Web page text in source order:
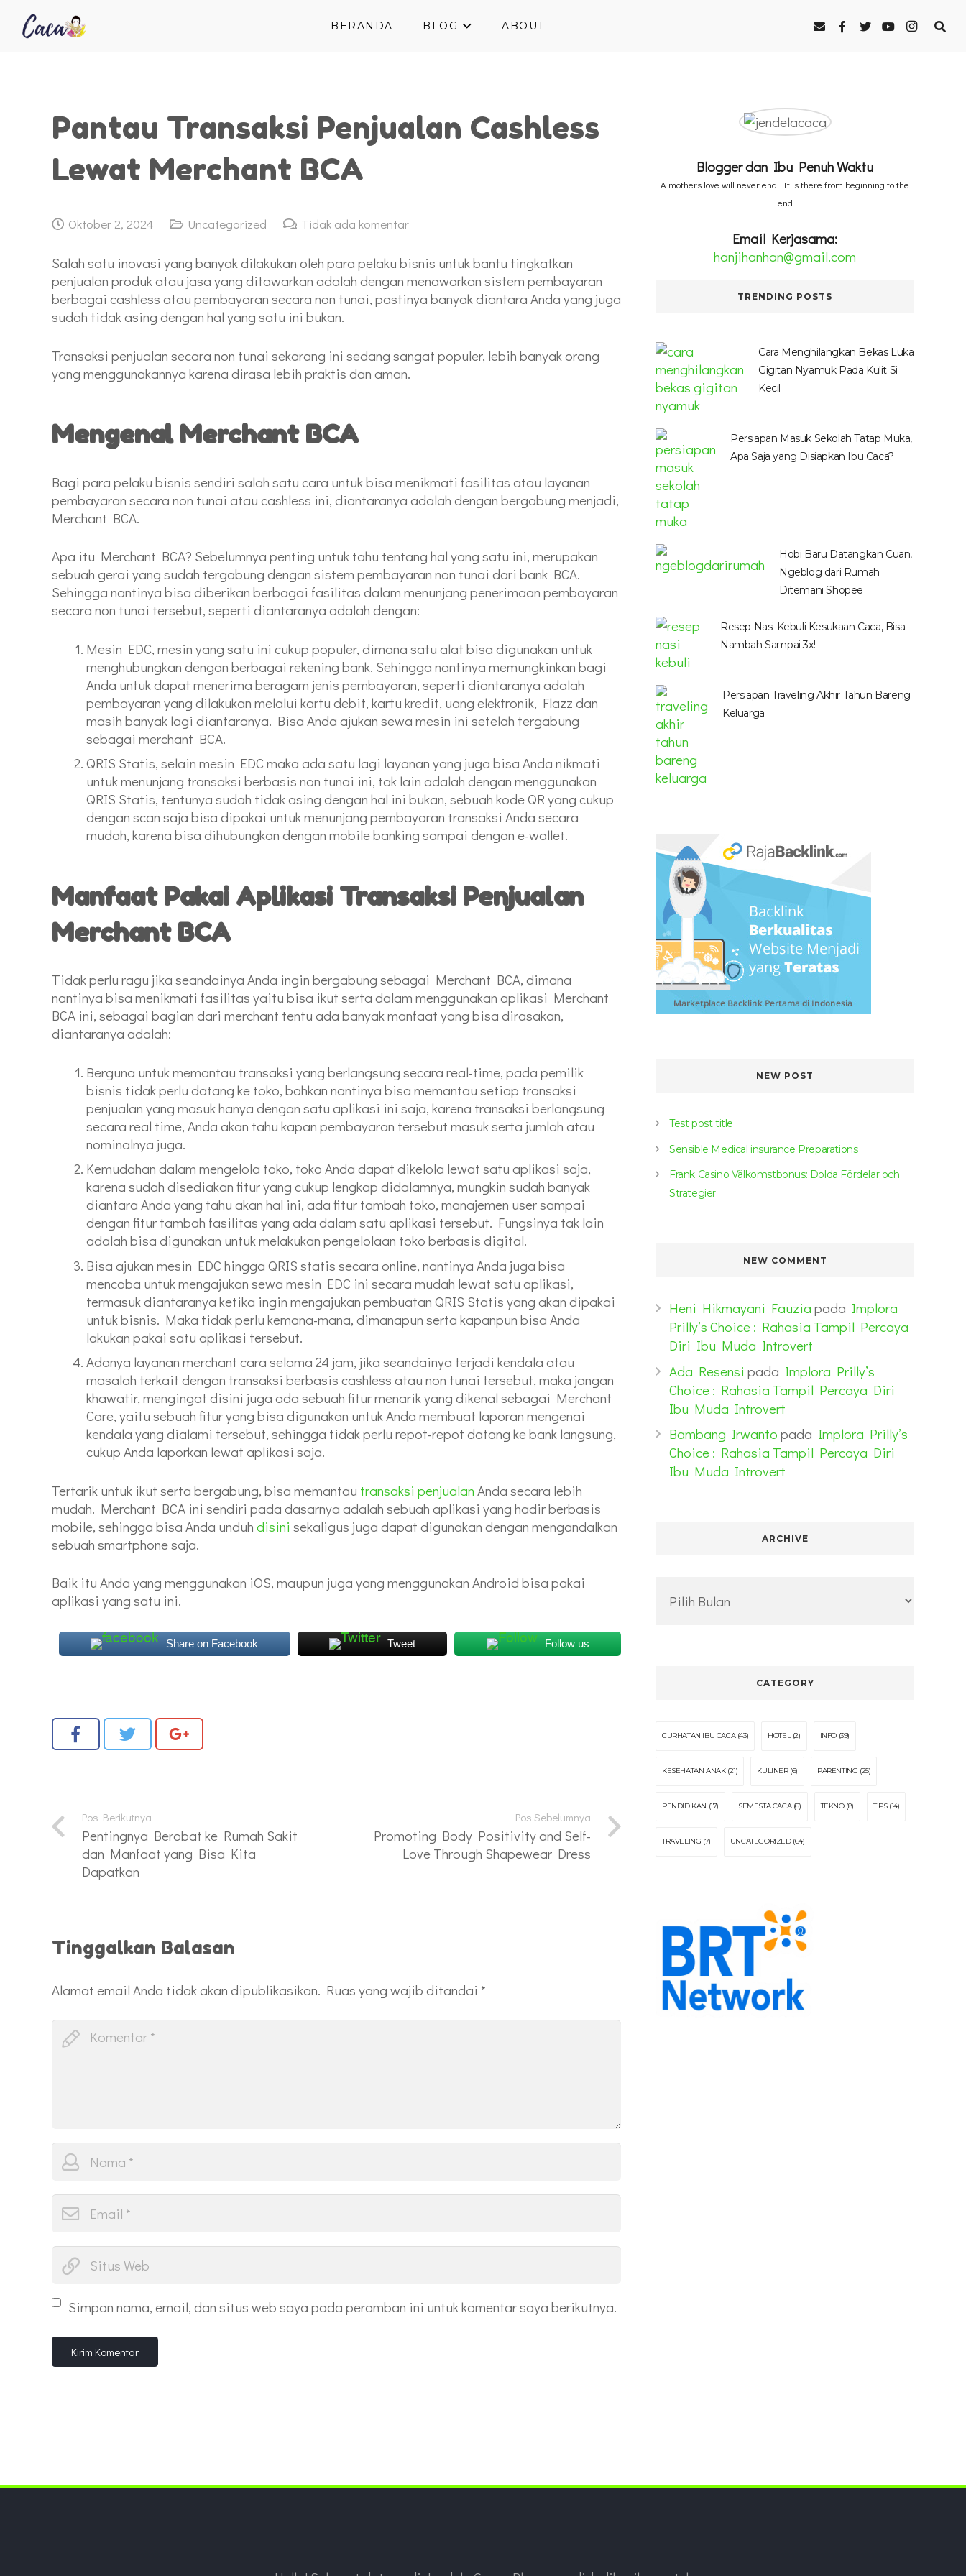
BERANDA BLOG ABOUT
Pantau Transaksi Penjualan Cashless
Lewat Merchant BCA
Oktober 2, 2024 Uncategorized Tidak ada komentar
Salah satu inovasi yang banyak dilakukan oleh para pelaku bisnis untuk bantu tingkatkan
penjualan produk atau jasa yang ditawarkan adalah dengan menawarkan sistem pembayaran
berbagai cashless atau pembayaran secara non tunai, pastinya banyak diantara Anda yang juga
sudah tidak asing dengan hal yang satu ini bukan.
Transaksi penjualan secara non tunai sekarang ini sedang sangat populer, lebih banyak orang
yang menggunakannya karena dirasa lebih praktis dan aman.
Mengenal Merchant BCA
Bagi para pelaku bisnis sendiri salah satu cara untuk bisa menikmati fasilitas atau layanan
pembayaran secara non tunai atau cashless ini, diantaranya adalah dengan bergabung menjadi,
Merchant BCA.
Apa itu Merchant BCA? Sebelumnya penting untuk tahu tentang hal yang satu ini, merupakan
sebuah gerai yang sudah tergabung dengan sistem pembayaran non tunai dari bank BCA.
Sehingga nantinya bisa diberikan berbagai fasilitas dalam menunjang penerimaan pembayaran
secara non tunai tersebut, seperti diantaranya adalah dengan:
Mesin EDC, mesin yang satu ini cukup populer, dimana satu alat bisa digunakan untuk
menghubungkan dengan berbagai rekening bank. Sehingga nantinya memungkinkan bagi
Anda untuk dapat menerima beragam jenis pembayaran, seperti diantaranya adalah
pembayaran yang dilakukan melalui kartu debit, kartu kredit, uang elektronik, Flazz dan
masih banyak lagi diantaranya. Bisa Anda ajukan sewa mesin ini setelah tergabung
sebagai merchant BCA.
QRIS Statis, selain mesin EDC maka ada satu lagi layanan yang juga bisa Anda nikmati
untuk menunjang transaksi berbasis non tunai ini, tak lain adalah dengan menggunakan
QRIS Statis, tentunya sudah tidak asing dengan hal ini bukan, sebuah kode QR yang cukup
dengan scan saja bisa dipakai untuk menunjang pembayaran transaksi Anda secara
mudah, karena bisa dihubungkan dengan mobile banking sampai dengan e-wallet.
Manfaat Pakai Aplikasi Transaksi Penjualan
Merchant BCA
Tidak perlu ragu jika seandainya Anda ingin bergabung sebagai Merchant BCA, dimana
nantinya bisa menikmati fasilitas yaitu bisa ikut serta dalam menggunakan aplikasi Merchant
BCA ini, sebagai bagian dari merchant tentu ada banyak manfaat yang bisa dirasakan,
diantaranya adalah:
Berguna untuk memantau transaksi yang berlangsung secara real-time, pada pemilik
bisnis tidak perlu datang ke toko, bahkan nantinya bisa memantau setiap transaksi
penjualan yang masuk hanya dengan satu aplikasi ini saja, karena transaksi berlangsung
secara real time, Anda akan tahu kapan pembayaran tersebut masuk serta jumlah atau
nominalnya juga.
Kemudahan dalam mengelola toko, toko Anda dapat dikelola lewat satu aplikasi saja,
karena sudah disediakan fitur yang cukup lengkap didalamnya, mungkin sudah banyak
diantara Anda yang tahu akan hal ini, ada fitur tambah toko, manajemen user sampai
dengan fitur tambah fasilitas yang ada dalam satu aplikasi tersebut. Fungsinya tak lain
adalah bisa digunakan untuk melakukan pengelolaan toko berbasis digital.
Bisa ajukan mesin EDC hingga QRIS statis secara online, nantinya Anda juga bisa
mencoba untuk mengajukan sewa mesin EDC ini secara mudah lewat satu aplikasi,
termasuk diantaranya ketika ingin mengajukan pembuatan QRIS Statis yang akan dipakai
untuk bisnis. Maka tidak perlu kemana-mana, dimanapun serta kapanpun bisa Anda
lakukan pakai satu aplikasi tersebut.
Adanya layanan merchant cara selama 24 jam, jika seandainya terjadi kendala atau
masalah terkait dengan transaksi berbasis cashless atau non tunai tersebut, maka jangan
khawatir, mengingat disini juga ada sebuah fitur menarik yang dikenal sebagai Merchant
Care, yaitu sebuah fitur yang bisa digunakan untuk Anda membuat laporan mengenai
kendala yang dialami tersebut, sehingga tidak perlu repot-repot datang ke bank langsung,
cukup Anda laporkan lewat aplikasi saja.
Tertarik untuk ikut serta bergabung, bisa memantau transaksi penjualan Anda secara lebih
mudah. Merchant BCA ini sendiri pada dasarnya adalah sebuah aplikasi yang hadir berbasis
mobile, sehingga bisa Anda unduh disini sekaligus juga dapat digunakan dengan mengandalkan
sebuah smartphone saja.
Baik itu Anda yang menggunakan iOS, maupun juga yang menggunakan Android bisa pakai
aplikasi yang satu ini.
Share on Facebook Tweet Follow us
Pos Sebelumnya
Promoting Body Positivity and Self-
Love Through Shapewear Dress
Pos Berikutnya
Pentingnya Berobat ke Rumah Sakit
dan Manfaat yang Bisa Kita
Dapatkan
Tinggalkan Balasan
Alamat email Anda tidak akan dipublikasikan. Ruas yang wajib ditandai *
Simpan nama, email, dan situs web saya pada peramban ini untuk komentar saya berikutnya.
Kirim Komentar
Blogger dan Ibu Penuh Waktu
A mothers love will never end. It is there from beginning to the
end
Email Kerjasama:
hanjihanhan@gmail.com
TRENDING POSTS
Cara Menghilangkan Bekas Luka
Gigitan Nyamuk Pada Kulit Si
Kecil
Persiapan Masuk Sekolah Tatap Muka,
Apa Saja yang Disiapkan Ibu Caca?
Hobi Baru Datangkan Cuan,
Ngeblog dari Rumah
Ditemani Shopee
Resep Nasi Kebuli Kesukaan Caca, Bisa
Nambah Sampai 3x!
Persiapan Traveling Akhir Tahun Bareng
Keluarga
NEW POST
Test post title
Sensible Medical insurance Preparations
Frank Casino Välkomstbonus: Dolda Fördelar och
Strategier
NEW COMMENT
Heni Hikmayani Fauzia pada Implora
Prilly’s Choice : Rahasia Tampil Percaya
Diri Ibu Muda Introvert
Ada Resensi pada Implora Prilly’s
Choice : Rahasia Tampil Percaya Diri
Ibu Muda Introvert
Bambang Irwanto pada Implora Prilly’s
Choice : Rahasia Tampil Percaya Diri
Ibu Muda Introvert
ARCHIVE
CATEGORY
CURHATAN IBU CACA(43) HOTEL (2) INFO (39)
KESEHATAN ANAK(21) KULINER(6) PARENTING (25)
PENDIDIKAN (17) SEMESTA CACA(6) TEKNO(8) TIPS(14)
TRAVELING (7) UNCATEGORIZED(64)